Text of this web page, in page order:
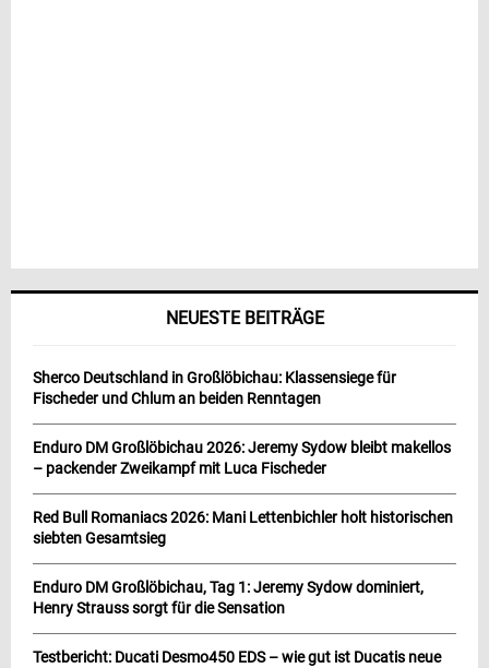
NEUESTE BEITRÄGE
Sherco Deutschland in Großlöbichau: Klassensiege für
Fischeder und Chlum an beiden Renntagen
Enduro DM Großlöbichau 2026: Jeremy Sydow bleibt makellos
– packender Zweikampf mit Luca Fischeder
Red Bull Romaniacs 2026: Mani Lettenbichler holt historischen
siebten Gesamtsieg
Enduro DM Großlöbichau, Tag 1: Jeremy Sydow dominiert,
Henry Strauss sorgt für die Sensation
Testbericht: Ducati Desmo450 EDS – wie gut ist Ducatis neue